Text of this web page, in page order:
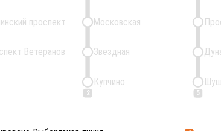
2 5
Ветеранов
проспект
Купчино
Звёздная
Московская